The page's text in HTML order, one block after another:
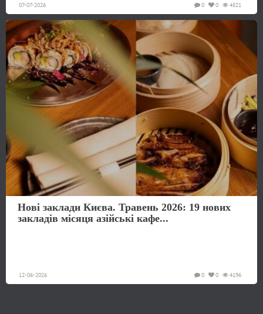
07-07-2026 4821
0
0
Нові заклади Києва. Травень 2026: 19 нових
закладів місяця азійські кафе...
12-06-2026 4196
0
0